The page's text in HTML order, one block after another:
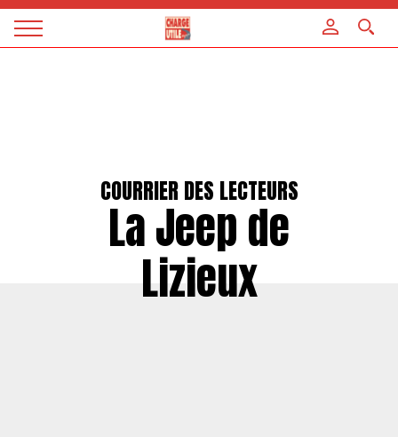
Magazine
COURRIER DES LECTEURS
La Jeep de
Lizieux
Panneau de gestion des cookies